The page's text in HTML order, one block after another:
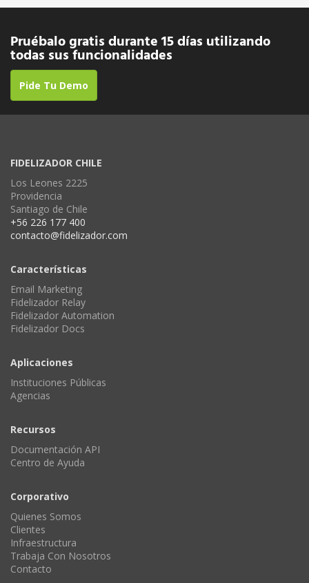
Pruébalo gratis durante 15 días utilizando
todas sus funcionalidades
Pide Tu Demo
FIDELIZADOR CHILE
Los Leones 2225
Providencia
Santiago de Chile
+56 226 177 400
contacto@fidelizador.com
Características
Email Marketing
Fidelizador Relay
Fidelizador Automation
Fidelizador Docs
Aplicaciones
Instituciones Públicas
Agencias
Recursos
Documentación API
Centro de Ayuda
Corporativo
Quienes Somos
Clientes
Infraestructura
Trabaja Con Nosotros
Contacto